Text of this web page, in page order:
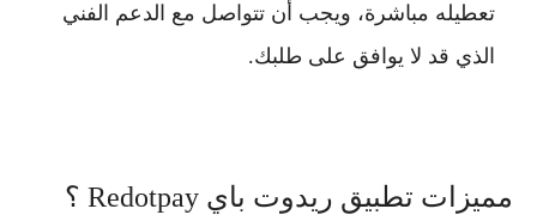
تعطيله مباشرة، ويجب أن تتواصل مع الدعم الفني
الذي قد لا يوافق على طلبك.
مميزات تطبيق ريدوت باي Redotpay ؟